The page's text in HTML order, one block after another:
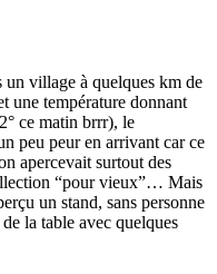
village à quelques km de
une température donnant
ce matin brrr), le
peu peur en arrivant car ce
apercevait surtout des
“pour vieux”… Mais
un stand, sans personne
la table avec quelques